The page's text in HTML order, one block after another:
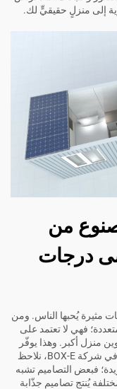
إلى منزلٍ حقيقيٍّ لك.
من
درجات
مثيرة يُحبها الناس. ومن
فهي لا تعتمد على
منزل أكبر. وهذا يوفّر
غرفًا إضافية، مثل غرف نوم إضافية أو مكاتب. وفي شركة BOX-E، نلاحظ
فبعض التصاميم تشبه
يُنتج تصاميم جذّابة